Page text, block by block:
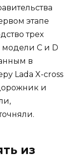
этапе
трех
модели С и D
в
Lada X-cross
и
из